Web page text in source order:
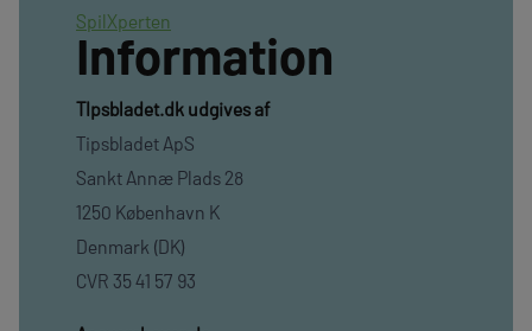
SpilXperten
Information
TIpsbladet.dk udgives af
Tipsbladet ApS
Sankt Annæ Plads 28
1250 København K
Denmark (DK)
CVR 35 41 57 93